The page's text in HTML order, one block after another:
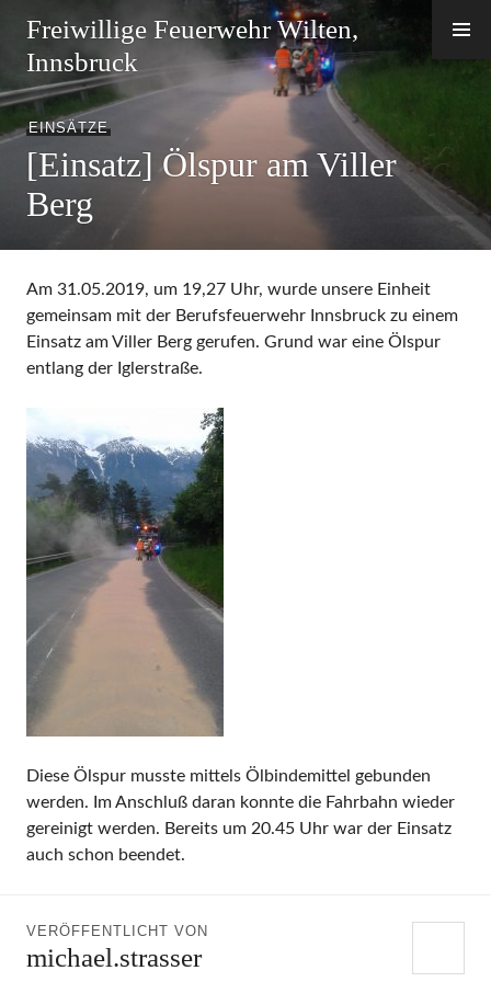
Inhalt
springen
Freiwillige Feuerwehr Wilten,
Innsbruck
EINSÄTZE
[Einsatz] Ölspur am Viller
Berg
Am 31.05.2019, um 19,27 Uhr, wurde unsere Einheit
gemeinsam mit der Berufsfeuerwehr Innsbruck zu einem
Einsatz am Viller Berg gerufen. Grund war eine Ölspur
entlang der Iglerstraße.
Diese Ölspur musste mittels Ölbindemittel gebunden
werden. Im Anschluß daran konnte die Fahrbahn wieder
gereinigt werden. Bereits um 20.45 Uhr war der Einsatz
auch schon beendet.
VERÖFFENTLICHT VON
michael.strasser